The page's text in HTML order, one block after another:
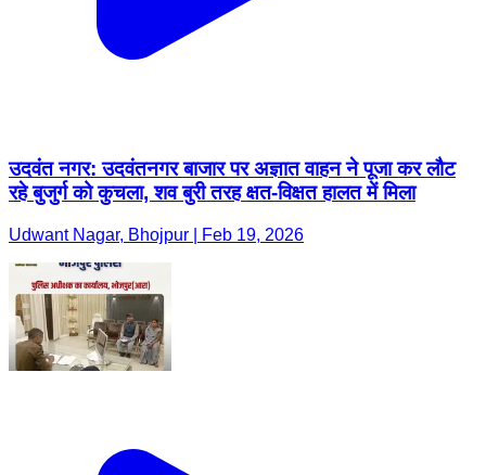
उदवंत नगर: उदवंतनगर बाजार पर अज्ञात वाहन ने पूजा कर लौट
रहे बुजुर्ग को कुचला, शव बुरी तरह क्षत-विक्षत हालत में मिला
Udwant Nagar, Bhojpur | Feb 19, 2026